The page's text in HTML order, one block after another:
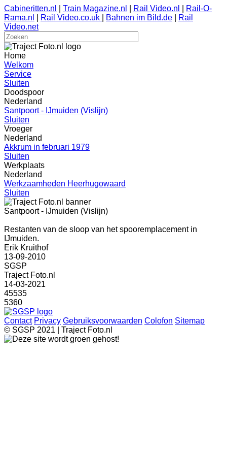
Cabineritten.nl Train Magazine.nl Rail Video.nl
Rail-O-
Rama.nl
Rail Video.co.uk Bahnen im Bild.de
Rail
Video.net
Home
Welkom
Service
Sluiten
Doodspoor
Nederland
Santpoort - IJmuiden (Vislijn)
Sluiten
Vroeger
Nederland
Akkrum in februari 1979
Sluiten
Werkplaats
Nederland
Werkzaamheden Heerhugowaard
Sluiten
Santpoort - IJmuiden (Vislijn)
Restanten van de sloop van het spooremplacement in
IJmuiden.
Erik Kruithof
13-09-2010
SGSP
Traject Foto.nl
14-03-2021
45535
5360
Contact Privacy Gebruiksvoorwaarden Colofon Sitemap
© SGSP 2021 | Traject Foto.nl